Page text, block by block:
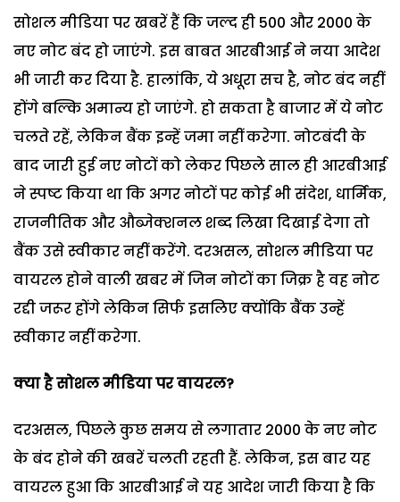
सोशल मीडिया पर खबरें हैं कि जल्द ही 500 और 2000 के
नए नोट बंद हो जाएंगे. इस बाबत आरबीआई ने नया आदेश
भी जारी कर दिया है. हालांकि, ये अधूरा सच है, नोट बंद नहीं
होंगे बल्कि अमान्य हो जाएंगे. हो सकता है बाजार में ये नोट
चलते रहें, लेकिन बैंक इन्हें जमा नहीं करेगा. नोटबंदी के
बाद जारी हुई नए नोटों को लेकर पिछले साल ही आरबीआई
ने स्पष्ट किया था कि अगर नोटों पर कोई भी संदेश, धार्मिक,
राजनीतिक और औब्जेक्शनल शब्द लिखा दिखाई देगा तो
बैंक उसे स्वीकार नहीं करेंगे. दरअसल, सोशल मीडिया पर
वायरल होने वाली खबर में जिन नोटों का जिक्र है वह नोट
रद्दी जरूर होंगे लेकिन सिर्फ इसलिए क्योंकि बैंक उन्हें
स्वीकार नहीं करेगा.
क्या है सोशल मीडिया पर वायरल?
दरअसल, पिछले कुछ समय से लगातार 2000 के नए नोट
के बंद होने की खबरें चलती रहती हैं. लेकिन, इस बार यह
वायरल हुआ कि आरबीआई ने यह आदेश जारी किया है कि